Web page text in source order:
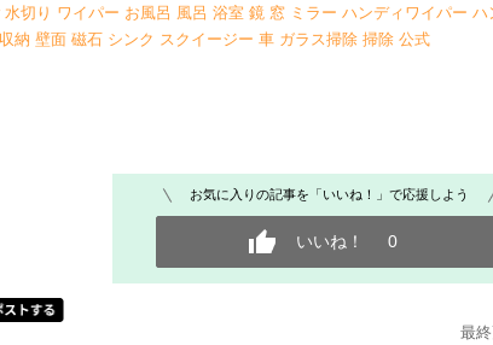
水切り ワイパー お風呂 風呂 浴室 鏡 窓 ミラー ハンディワイパー
納 壁面 磁石 シンク スクイージー 車 ガラス掃除 掃除 公式
お気に入りの記事を「いいね！」で応援しよう
いいね！ 0
最